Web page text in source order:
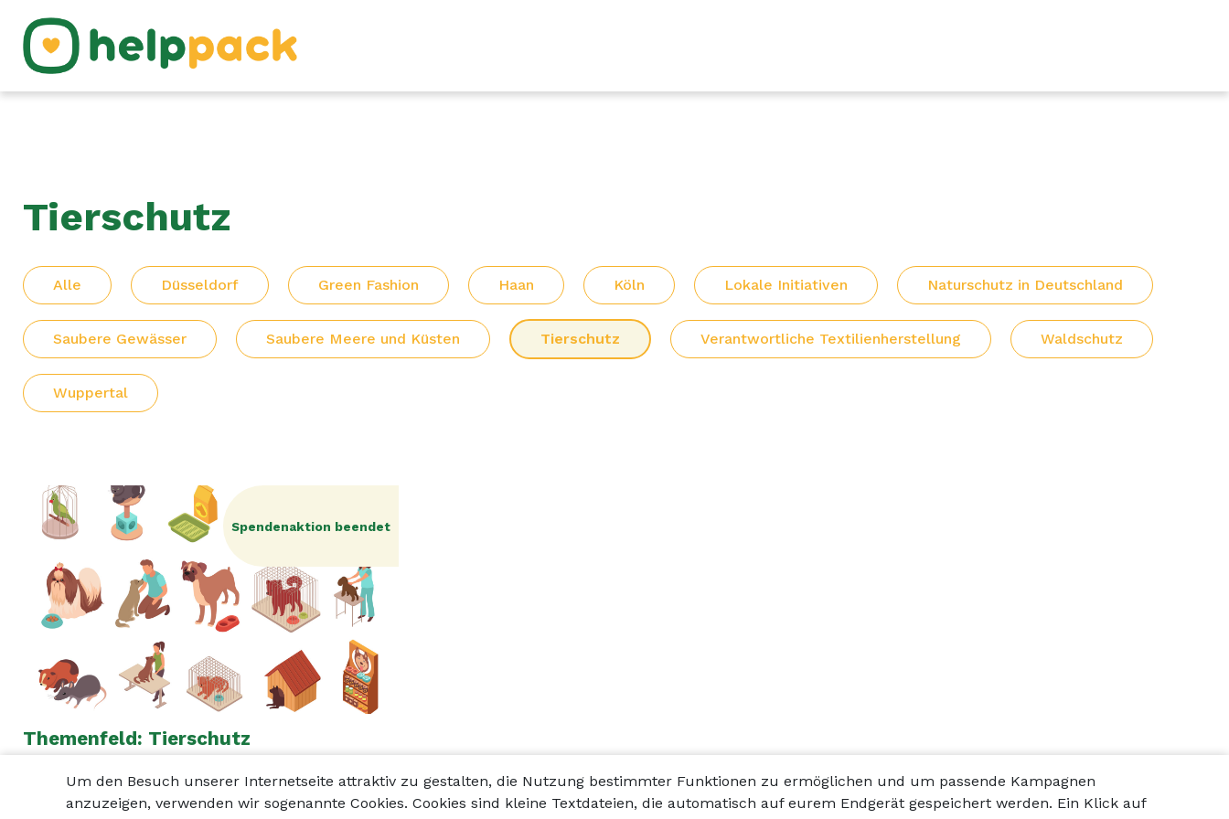
Tierschutz
Alle Düsseldorf Green Fashion Haan Köln Lokale Initiativen Naturschutz in Deutschland
Saubere Gewässer Saubere Meere und Küsten Tierschutz Verantwortliche Textilienherstellung Waldschutz
Wuppertal
Spendenaktion beendet
Themenfeld: Tierschutz
Um den Besuch unserer Internetseite attraktiv zu gestalten, die Nutzung bestimmter Funktionen zu ermöglichen und um passende Kampagnen
anzuzeigen, verwenden wir sogenannte Cookies. Cookies sind kleine Textdateien, die automatisch auf eurem Endgerät gespeichert werden. Ein Klick auf